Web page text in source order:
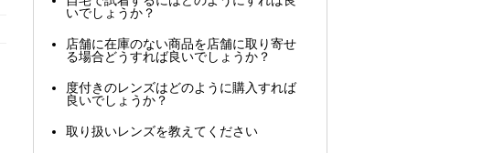
いでしょうか？
店舗に在庫のない商品を店舗に取り寄せ
る場合どうすれば良いでしょうか？
度付きのレンズはどのように購入すれば
良いでしょうか？
取り扱いレンズを教えてください